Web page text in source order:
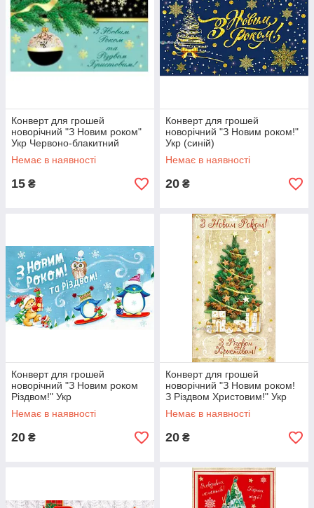
Конверт для грошей
новорічний "З Новим роком"
Укр Червоно-блакитний
Немає в наявності
15 ₴
Конверт для грошей
новорічний "З Новим роком!"
Укр (синій)
Немає в наявності
20 ₴
Конверт для грошей
новорічний "З Новим роком
Різдвом!" Укр
Немає в наявності
20 ₴
Конверт для грошей
новорічний "З Новим роком!
З Різдвом Христовим!" Укр
Немає в наявності
20 ₴